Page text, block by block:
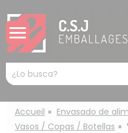
Mots
clés
:
Accueil Envasado de
Vasos / Copas / Botellas